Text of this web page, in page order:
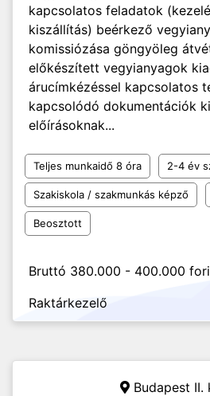
kapcsolatos feladatok
kiszállítás) beérkező
komissiózása göngyöleg
előkészített vegyianyagok
árucímkézéssel kapcsolatos
kapcsolódó dokumentációk
előírásoknak...
Teljes munkaidő 8 óra 2-4 év
Szakiskola / szakmunkás képző
Beosztott
Bruttó 380.000 - 400.000
Raktárkezelő
Budapest II.